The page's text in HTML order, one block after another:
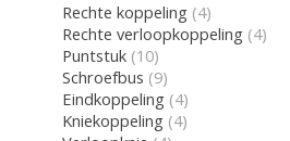
Rechte koppeling (4)
Rechte verloopkoppeling (4)
Puntstuk (10)
Schroefbus (9)
Eindkoppeling (4)
Kniekoppeling (4)